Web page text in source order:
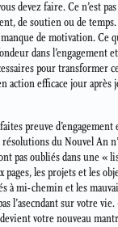
devez faire. Ce n’est
de soutien ou de temps.
de motivation. Ce
dans l’engagement
pour transformer
action efficace jour après
preuve d’engagement
du Nouvel An
pas oubliés dans une «
pages, les projets et les
à mi-chemin et les
l’asecndant sur votre vie.
votre nouveau